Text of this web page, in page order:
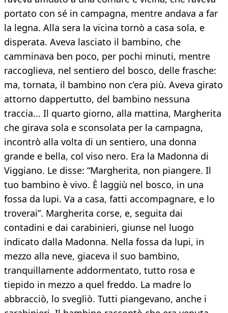
portato con sé in campagna, mentre andava a far
la legna. Alla sera la vicina tornò a casa sola, e
disperata. Aveva lasciato il bambino, che
camminava ben poco, per pochi minuti, mentre
raccoglieva, nel sentiero del bosco, delle frasche:
ma, tornata, il bambino non c’era più. Aveva girato
attorno dappertutto, del bambino nessuna
traccia... Il quarto giorno, alla mattina, Margherita
che girava sola e sconsolata per la campagna,
incontrò alla volta di un sentiero, una donna
grande e bella, col viso nero. Era la Madonna di
Viggiano. Le disse: “Margherita, non piangere. Il
tuo bambino è vivo. È laggiù nel bosco, in una
fossa da lupi. Va a casa, fatti accompagnare, e lo
troverai”. Margherita corse, e, seguita dai
contadini e dai carabinieri, giunse nel luogo
indicato dalla Madonna. Nella fossa da lupi, in
mezzo alla neve, giaceva il suo bambino,
tranquillamente addormentato, tutto rosa e
tiepido in mezzo a quel freddo. La madre lo
abbracciò, lo svegliò. Tutti piangevano, anche i